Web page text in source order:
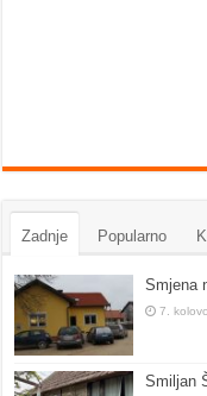
Zadnje Popularno
Smjena
7.
Smiljan